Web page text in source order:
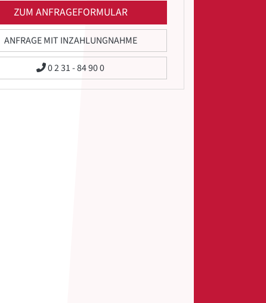
ZUM ANFRAGEFORMULAR
ANFRAGE MIT INZAHLUNGNAHME
0 2 31 - 84 90 0